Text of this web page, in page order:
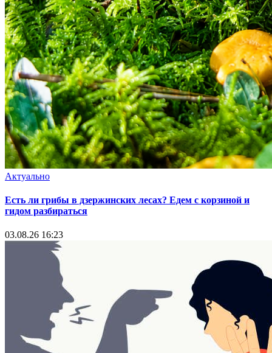
Актуально
Есть ли грибы в дзержинских лесах? Едем с корзиной и
гидом разбираться
03.08.26 16:23